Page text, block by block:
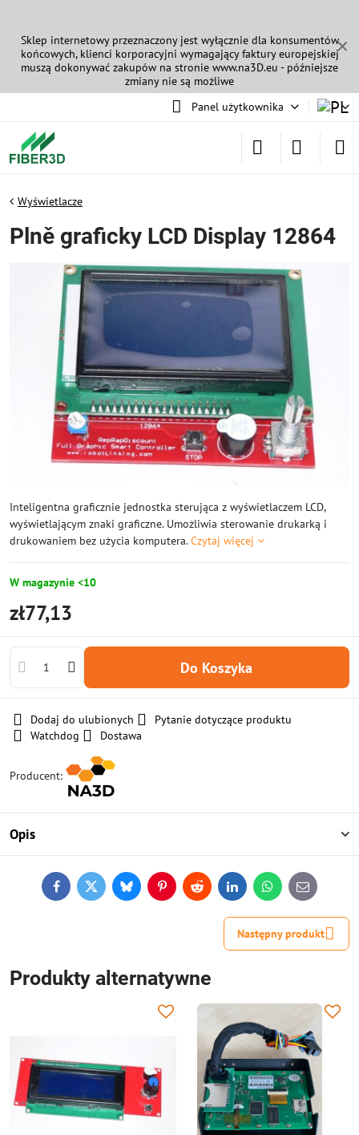
✕
Sklep internetowy przeznaczony jest wyłącznie dla konsumentów
końcowych, klienci korporacyjni wymagający faktury europejskiej
muszą dokonywać zakupów na stronie www.na3D.eu - późniejsze
zmiany nie są możliwe
Panel użytkownika
Wyświetlacze
Plně graficky LCD Display 12864
Inteligentna graficznie jednostka sterująca z wyświetlaczem LCD,
wyświetlającym znaki graficzne. Umożliwia sterowanie drukarką i
drukowaniem bez użycia komputera.Czytaj więcej
W magazynie <10
zł77,13
Do Koszyka
Dodaj do ulubionych
Pytanie dotyczące produktu
Watchdog
Dostawa
Producent:
Opis
FacebookTwitterBlueskyPinterestReddit LinkedInWhatsApp
E-
mail
Następny produkt
Produkty alternatywne